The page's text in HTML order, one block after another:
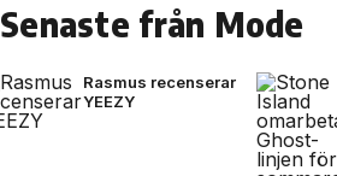
Senaste från Mode
Rasmus recenserar
YEEZY